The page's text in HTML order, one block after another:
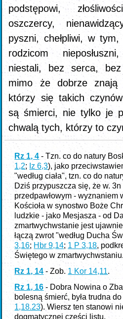
podstępowi,
oszczercy,
pyszni, chełpliwi, w tym,
rodzicom
niestali, bez serca,
mimo że dobrze
którzy się takich
są śmierci, nie tylko je
chwalą tych, którzy to
Rz 1, 4 - Tzn. co do natury
1,2; Iz 6,3), jako
"według ciała", tzn. co do
Dziś przypuszcza się, że w.
przedpawłowym - wyznaniem
Kościoła w synostwo Boże
ludzkie - jako Mesjasza - od
zmartwychwstanie jest
łączą zwrot "według Ducha
3,16; Hbr 9,14; 1 P 3,18,
Świętego w zmartwychwstaniu.
Rz 1, 14 - Zob. 1 Kor 14,11.
Rz 1, 16- Dobra Nowina o
bolesną śmierć, była trudna
1,18.23). Wiersz ten stanowi
dogmatycznej części listu.